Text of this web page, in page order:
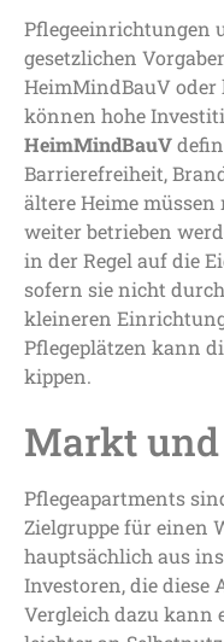
Pflegeeinrichtungen
gesetzlichen
HeimMindBauV
können hohe
HeimMindBauV
Barrierefreiheit,
ältere Heime
weiter betrieben
in der Regel auf die
sofern sie nicht
kleineren
Pflegeplätzen kann
kippen.
Markt
Pflegeapartments
Zielgruppe für einen
hauptsächlich aus
Investoren, die diese
Vergleich dazu kann